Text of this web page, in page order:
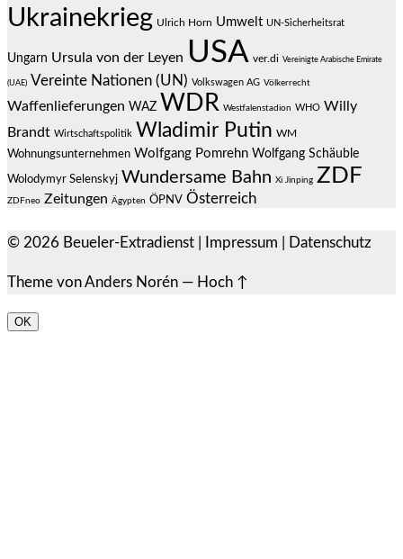
Ukrainekrieg Ulrich Horn Umwelt UN-Sicherheitsrat
Ungarn Ursula von der Leyen USA ver.di Vereinigte Arabische Emirate
(UAE) Vereinte Nationen (UN) Volkswagen AG Völkerrecht
Waffenlieferungen WAZ WDR Westfalenstadion WHO Willy
Brandt Wirtschaftspolitik Wladimir Putin WM
Wohnungsunternehmen Wolfgang Pomrehn Wolfgang Schäuble
Wolodymyr Selenskyj Wundersame Bahn Xi Jinping ZDF
ZDFneo Zeitungen Ägypten ÖPNV Österreich
© 2026 Beueler-Extradienst Impressum Datenschutz
Theme vonAnders Norén — Hoch ↑
OK